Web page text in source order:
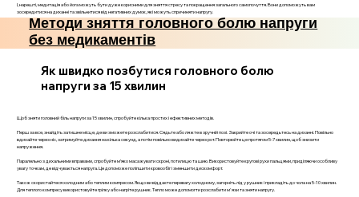
І, нарешті, медитація або йога можуть бути дуже корисними для зняття стресу та покращення загального самопочуття. Вони допоможуть вам
зосередитися на диханні та звільнитися від негативних думок, які можуть спричиняти напругу.
Методи зняття головного болю напруги
без медикаментів
Як швидко позбутися головного болю
напруги за 15 хвилин
Щоб зняти головний біль напруги за 15 хвилин, спробуйте кілька простих і ефективних методів.
Перш за все, знайдіть затишне місце, де ви зможете розслабитися. Сядьте або ляжте в зручній позі. Закрийте очі та зосередьтесь на диханні. Повільно
вдихайте через ніс, затримуйте дихання на кілька секунд, а потім повільно видихайте через рот. Повторюйте це протягом 5-7 хвилин, щоб знизити
напруження.
Паралельно з дихальними вправами, спробуйте м’яко масажувати скроні, потилицю та шию. Використовуйте кругові рухи пальцями, приділяючи особливу
увагу точкам, де відчувається напруга. Це допоможе поліпшити кровообіг і зменшити дискомфорт.
Також скористайтеся холодним або теплим компресом. Якщо ви віддаєте перевагу холодному, загорніть лід у рушник і прикладіть до чола на 5-10 хвилин.
Для теплого компресу використовуйте грілку або нагріте рушник. Тепло може допомогти розслабити м'язи та зняти напругу.